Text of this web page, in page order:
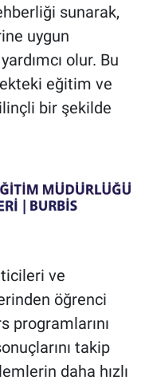
sunarak,
uygun
olur. Bu
eğitim ve
bir şekilde
ve
öğrenci
programlarını
takip
daha hızlı